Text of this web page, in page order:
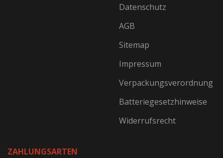
Datenschutz
AGB
Sitemap
Impressum
Verpackungsverordnung
Batteriegesetzhinweise
Widerrufsrecht
ZAHLUNGSARTEN